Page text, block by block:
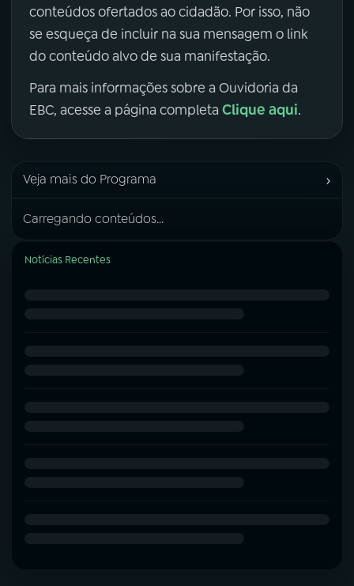
conteúdos ofertados ao cidadão. Por isso, não
se esqueça de incluir na sua mensagem o link
do conteúdo alvo de sua manifestação.
Para mais informações sobre a Ouvidoria da
EBC, acesse a página completa Clique aqui.
Veja mais do Programa ›
Carregando conteúdos...
Notícias Recentes